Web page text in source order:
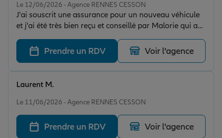
Le 12/06/2026 - Agence RENNES CESSON
J'ai souscrit une assurance pour un nouveau véhicule
et j'ai été très bien reçu et conseillé par Malorie qui a
cherché et trouvé la meilleure formule pour mon
assurance auto. Toujours à l'écoute de mes besoins.
J'aime même benificé de deux mois offerts. Je
recommande sans hésiter.
Prendre un RDV Voir l'agence
Le 11/06/2026 - Agence RENNES CESSON
Laurent M.
Prendre un RDV Voir l'agence